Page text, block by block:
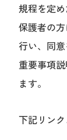
規程を定め
保護者の
行い、同意
重要事項
ます。
下記リンク